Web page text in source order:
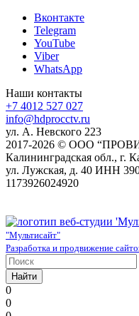
Вконтакте
Telegram
YouTube
Viber
WhatsApp
Наши контакты
+7 4012 527 027
info@hdprocctv.ru
ул. А. Невского 223
2017-2026 © ООО
Калининградская обл., г.
ул. Лужская, д. 40 ИНН
1173926024920
"Мультисайт"
Разработка и продвижение
Найти
0
0